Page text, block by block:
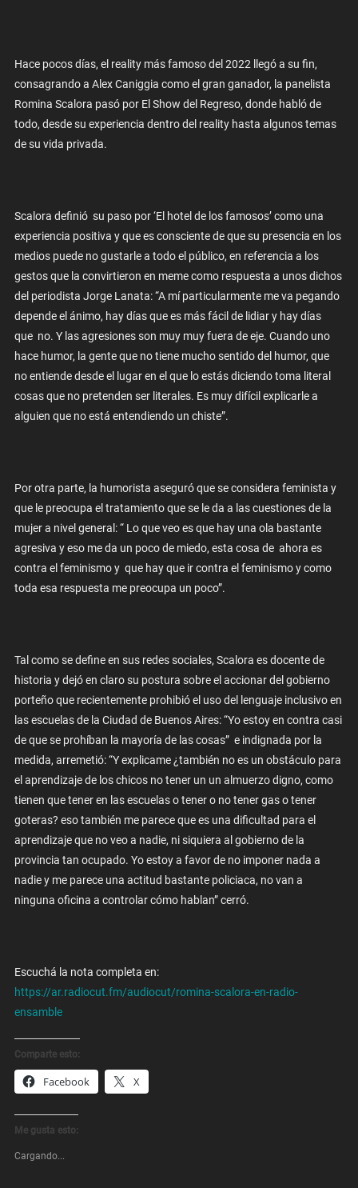
Hace pocos días, el reality más famoso del 2022 llegó a su fin,
consagrando a Alex Caniggia como el gran ganador, la panelista
Romina Scalora pasó por El Show del Regreso, donde habló de
todo, desde su experiencia dentro del reality hasta algunos temas
de su vida privada.
Scalora definió su paso por ‘El hotel de los famosos’ como una
experiencia positiva y que es consciente de que su presencia en los
medios puede no gustarle a todo el público, en referencia a los
gestos que la convirtieron en meme como respuesta a unos dichos
del periodista Jorge Lanata: “A mí particularmente me va pegando
depende el ánimo, hay días que es más fácil de lidiar y hay días
que no. Y las agresiones son muy muy fuera de eje. Cuando uno
hace humor, la gente que no tiene mucho sentido del humor, que
no entiende desde el lugar en el que lo estás diciendo toma literal
cosas que no pretenden ser literales. Es muy difícil explicarle a
alguien que no está entendiendo un chiste”.
Por otra parte, la humorista aseguró que se considera feminista y
que le preocupa el tratamiento que se le da a las cuestiones de la
mujer a nivel general: “ Lo que veo es que hay una ola bastante
agresiva y eso me da un poco de miedo, esta cosa de ahora es
contra el feminismo y que hay que ir contra el feminismo y como
toda esa respuesta me preocupa un poco”.
Tal como se define en sus redes sociales, Scalora es docente de
historia y dejó en claro su postura sobre el accionar del gobierno
porteño que recientemente prohibió el uso del lenguaje inclusivo en
las escuelas de la Ciudad de Buenos Aires: “Yo estoy en contra casi
de que se prohíban la mayoría de las cosas” e indignada por la
medida, arremetió: “Y explicame ¿también no es un obstáculo para
el aprendizaje de los chicos no tener un un almuerzo digno, como
tienen que tener en las escuelas o tener o no tener gas o tener
goteras? eso también me parece que es una dificultad para el
aprendizaje que no veo a nadie, ni siquiera al gobierno de la
provincia tan ocupado. Yo estoy a favor de no imponer nada a
nadie y me parece una actitud bastante policiaca, no van a
ninguna oficina a controlar cómo hablan” cerró.
Escuchá la nota completa en:
https://ar.radiocut.fm/audiocut/romina-scalora-en-radio-
ensamble
Comparte esto:
Facebook X
Me gusta esto:
Cargando...